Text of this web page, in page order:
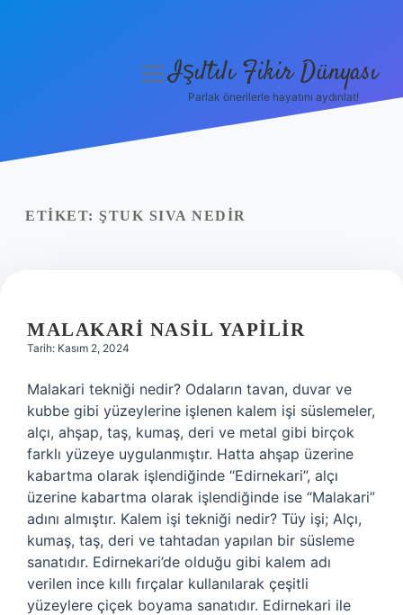
Yasal Uyarı
menüyüIşıltılı Fikir Dünyası
Parlak önerilerle hayatını aydınlat!
ETIKET: ŞTUK SIVA NEDIR
MALAKARI NASIL YAPILIR
Tarih: Kasım 2, 2024
Malakari tekniği nedir? Odaların tavan, duvar ve
kubbe gibi yüzeylerine işlenen kalem işi süslemeler,
alçı, ahşap, taş, kumaş, deri ve metal gibi birçok
farklı yüzeye uygulanmıştır. Hatta ahşap üzerine
kabartma olarak işlendiğinde “Edirnekari”, alçı
üzerine kabartma olarak işlendiğinde ise “Malakari”
adını almıştır. Kalem işi tekniği nedir? Tüy işi; Alçı,
kumaş, taş, deri ve tahtadan yapılan bir süsleme
sanatıdır. Edirnekari’de olduğu gibi kalem adı
verilen ince kıllı fırçalar kullanılarak çeşitli
yüzeylere çiçek boyama sanatıdır. Edirnekari ile